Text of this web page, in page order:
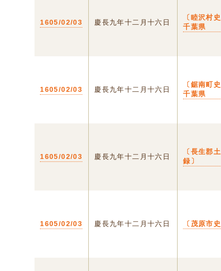
1605/02/03 慶長九年十二月十六日
〔睦沢村
千葉県
1605/02/03 慶長九年十二月十六日
〔鋸南町
千葉県
1605/02/03 慶長九年十二月十六日
〔長生郡
録〕
1605/02/03 慶長九年十二月十六日 〔茂原市